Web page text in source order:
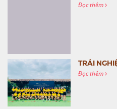
Đọc thêm
Đọc thêm